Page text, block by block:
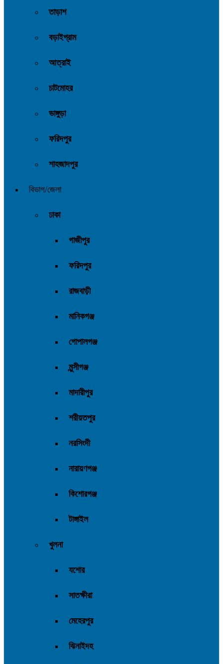
তাড়াশ
বড়াইগ্রাম
আত্রাই
চাটমোহর
ভাঙ্গুড়া
ফরিদপুর
শাহজাদপুর
বিভাগ/জেলা
ঢাকা
গাজীপুর
ফরিদপুর
রাজবাড়ী
মানিকগঞ্জ
গোপালগঞ্জ
মুন্সীগঞ্জ
মাদারীপুর
শরীয়তপুর
নরসিংদী
নারায়ণগঞ্জ
কিশোরগঞ্জ
টাঙ্গাইল
খুলনা
যশোর
সাতক্ষীরা
মেহেরপুর
ঝিনাইদহ